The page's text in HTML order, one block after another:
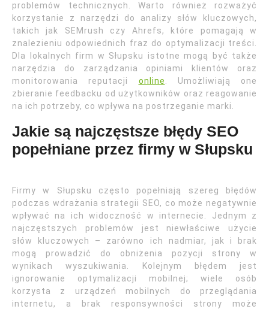
problemów technicznych. Warto również rozważyć
korzystanie z narzędzi do analizy słów kluczowych,
takich jak SEMrush czy Ahrefs, które pomagają w
znalezieniu odpowiednich fraz do optymalizacji treści.
Dla lokalnych firm w Słupsku istotne mogą być także
narzędzia do zarządzania opiniami klientów oraz
monitorowania reputacji online . Umożliwiają one
zbieranie feedbacku od użytkowników oraz reagowanie
na ich potrzeby, co wpływa na postrzeganie marki.
Jakie są najczęstsze błędy SEO
popełniane przez firmy w Słupsku
Firmy w Słupsku często popełniają szereg błędów
podczas wdrażania strategii SEO, co może negatywnie
wpływać na ich widoczność w internecie. Jednym z
najczęstszych problemów jest niewłaściwe użycie
słów kluczowych – zarówno ich nadmiar, jak i brak
mogą prowadzić do obniżenia pozycji strony w
wynikach wyszukiwania. Kolejnym błędem jest
ignorowanie optymalizacji mobilnej; wiele osób
korzysta z urządzeń mobilnych do przeglądania
internetu, a brak responsywności strony może